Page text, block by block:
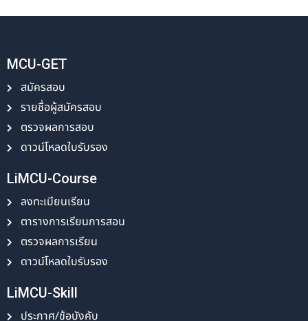
MCU-GET
สมัครสอบ
รายชื่อผู้สมัครสอบ
ตรวจผลการสอบ
ดาวน์โหลดใบรับรอง
LiMCU-Course
ลงทะเบียนเรียน
ตารางการเรียนการสอน
ตรวจผลการเรียน
ดาวน์โหลดใบรับรอง
LiMCU-Skill
ประกาศ/ข้อบังคับ